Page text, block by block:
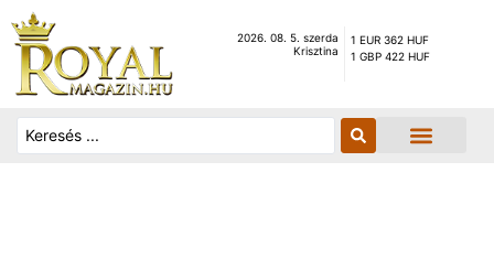
2026. 08. 5. szerda
Krisztina
1 EUR 362 HUF
1 GBP 422 HUF